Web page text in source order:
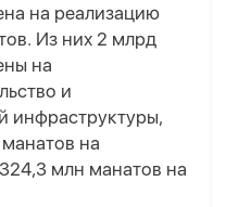
на реализацию
Из них 2 млрд
на
и
инфраструктуры,
на
млн манатов на